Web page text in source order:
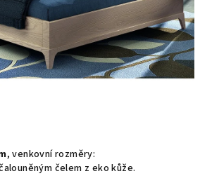
, venkovní rozměry:
čelem z eko kůže.